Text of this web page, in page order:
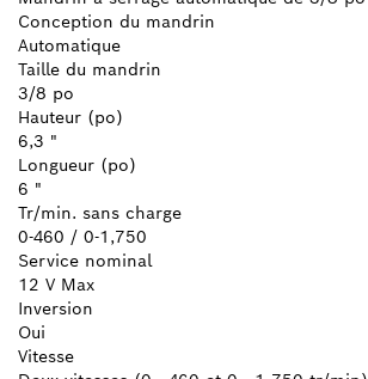
Conception du mandrin
Automatique
Taille du mandrin
3/8 po
Hauteur (po)
6,3 "
Longueur (po)
6 "
Tr/min. sans charge
0-460 / 0-1,750
Service nominal
12 V Max
Inversion
Oui
Vitesse